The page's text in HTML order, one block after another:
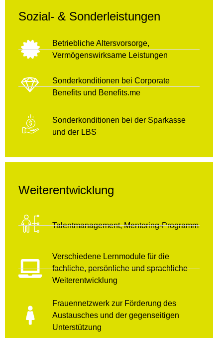
Sozial- & Sonderleistungen
Betriebliche Altersvorsorge,
Vermögenswirksame Leistungen
Sonderkonditionen bei Corporate
Benefits und Benefits.me
Sonderkonditionen bei der Sparkasse
und der LBS
Weiterentwicklung
Talentmanagement, Mentoring-Programm
Verschiedene Lernmodule für die
fachliche, persönliche und sprachliche
Weiterentwicklung
Frauennetzwerk zur Förderung des
Austausches und der gegenseitigen
Unterstützung